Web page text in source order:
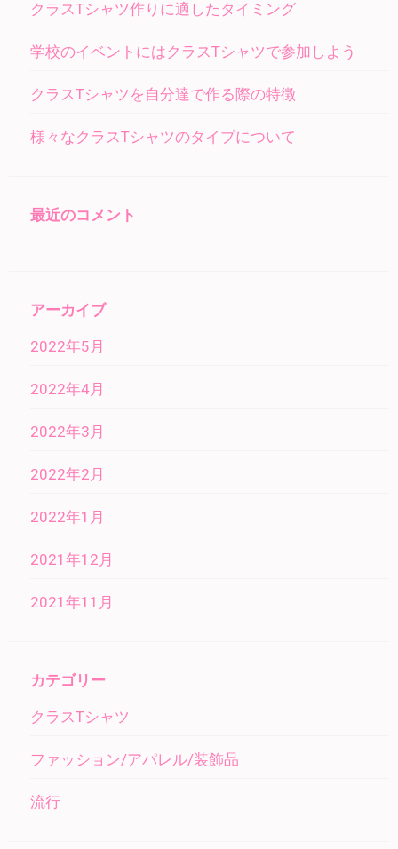
クラスTシャツ作りに適したタイミング
学校のイベントにはクラスTシャツで参加しよう
クラスTシャツを自分達で作る際の特徴
様々なクラスTシャツのタイプについて
最近のコメント
アーカイブ
2022年5月
2022年4月
2022年3月
2022年2月
2022年1月
2021年12月
2021年11月
カテゴリー
クラスTシャツ
ファッション/アパレル/装飾品
流行